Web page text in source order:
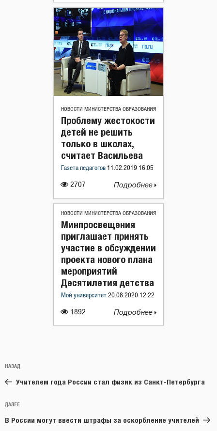
НОВОСТИ МИНИСТЕРСТВА ОБРАЗОВАНИЯ
2707
Проблему жестокости
детей не решить
только в школах,
считает Васильева
Газета педагогов 11.02.2019 16:05
Подробнее
НОВОСТИ МИНИСТЕРСТВА ОБРАЗОВАНИЯ
1892
Минпросвещения
приглашает принять
участие в обсуждении
проекта нового плана
мероприятий
Десятилетия детства
Мой университет 20.08.2020 12:22
Подробнее
по
записям
Предыдущая
запись:
НАЗАД
Учителем года России стал физик из Санкт-Петербурга
Следующая
запись
ДАЛЕЕ
В России могут ввести штрафы за оскорбление учителей